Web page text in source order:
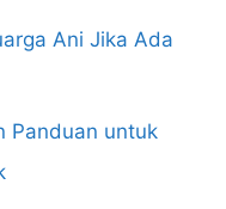
Ani Jika Ada
Panduan untuk